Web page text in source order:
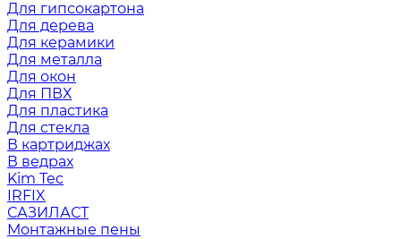
Для гипсокартона
Для дерева
Для керамики
Для металла
Для окон
Для ПВХ
Для пластика
Для стекла
В картриджах
В ведрах
Kim Tec
IRFIX
САЗИЛАСТ
Монтажные пены